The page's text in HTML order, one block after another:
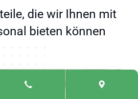
die wir Ihnen mit
bieten können